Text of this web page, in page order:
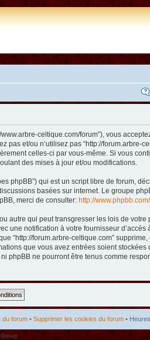
www.arbre-celtique.com/forum”), vous
et/ou n’utilisez pas “http://forum.arbre-
celles-ci par vous-même. Si vous
des mises à jour et/ou modifications.
phpBB”) qui est un script libre de forum,
basées sur internet. Le groupe
merci de consulter: http://www.phpbb.com/
autre qui peut transgresser les lois de votre
une notification à votre fournisseur d’accès
“http://forum.arbre-celtique.com”
que vous avez entrées soient
phpBB ne pourront être tenus comme
du forum • Supprimer les cookies du forum •